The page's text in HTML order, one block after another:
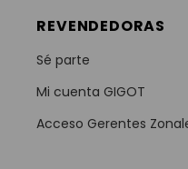
REVENDEDORAS
Sé parte
Mi cuenta GIGOT
Acceso Gerentes